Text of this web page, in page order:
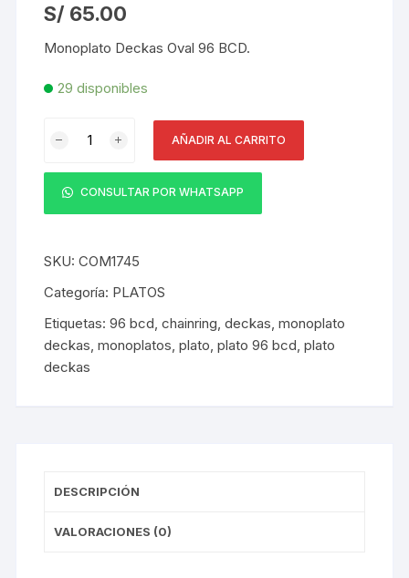
S/ 65.00
Monoplato Deckas Oval 96 BCD.
29 disponibles
Deckas
Oval
BCD
32T-
36T-
38T
cantidad
AÑADIR AL CARRITO
CONSULTAR POR WHATSAPP
SKU:COM1745
Categoría: PLATOS
Etiquetas:96 bcd,chainring,deckas,monoplato
deckas,monoplatos,plato,plato 96 bcd,plato
deckas
DESCRIPCIÓN
VALORACIONES (0)